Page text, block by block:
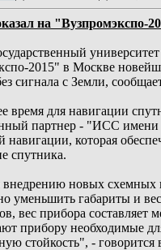
на "Вузпромэкспо-
2015" в Москве
сигнала с Земли,
время для навигации
партнер - "ИСС имени
навигации, которая
спутника.
внедрению новых схемных
уменьшить габариты и
вес прибора составляет
прибору необходимые
стойкость", -